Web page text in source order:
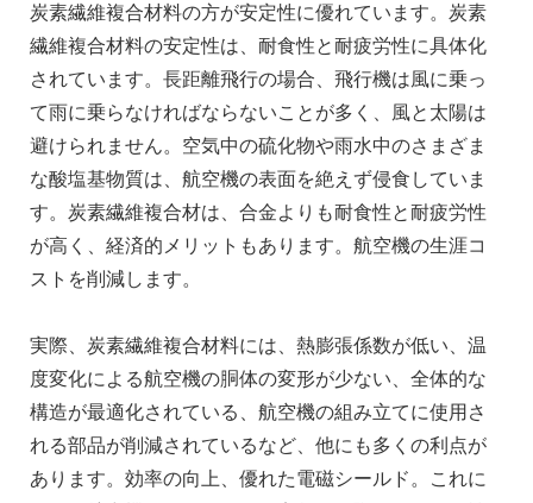
炭素繊維複合材料の方が安定性に優れています。炭素
繊維複合材料の安定性は、耐食性と耐疲労性に具体化
されています。長距離飛行の場合、飛行機は風に乗っ
て雨に乗らなければならないことが多く、風と太陽は
避けられません。空気中の硫化物や雨水中のさまざま
な酸塩基物質は、航空機の表面を絶えず侵食していま
す。炭素繊維複合材は、合金よりも耐食性と耐疲労性
が高く、経済的メリットもあります。航空機の生涯コ
ストを削減します。
実際、炭素繊維複合材料には、熱膨張係数が低い、温
度変化による航空機の胴体の変形が少ない、全体的な
構造が最適化されている、航空機の組み立てに使用さ
れる部品が削減されているなど、他にも多くの利点が
あります。効率の向上、優れた電磁シールド。これに